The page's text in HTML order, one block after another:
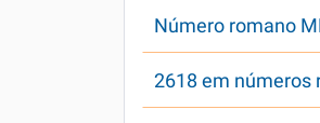
Número romano
2618 em números